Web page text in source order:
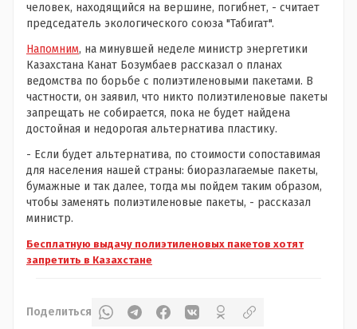
человек, находящийся на вершине, погибнет, - считает
председатель экологического союза "Табигат".
Напомним, на минувшей неделе министр энергетики
Казахстана Канат Бозумбаев рассказал о планах
ведомства по борьбе с полиэтиленовыми пакетами. В
частности, он заявил, что никто полиэтиленовые пакеты
запрещать не собирается, пока не будет найдена
достойная и недорогая альтернатива пластику.
- Если будет альтернатива, по стоимости сопоставимая
для населения нашей страны: биоразлагаемые пакеты,
бумажные и так далее, тогда мы пойдем таким образом,
чтобы заменять полиэтиленовые пакеты, - рассказал
министр.
Бесплатную выдачу полиэтиленовых пакетов хотят
запретить в Казахстане
Поделиться